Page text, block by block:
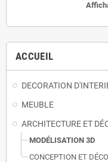
ACCUEIL
DECORATION
MEUBLE
ARCHITECTURE ET
MODÉLISATION 3D
CONCEPTION ET